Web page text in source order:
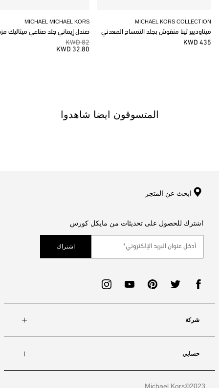
MICHAEL MICHAEL KORS
صندل إيماني جلد صناعي ميتاليك
82 KWD
32.80 KWD
MICHAEL KORS COLLECTION
ميناوديير تينا منقوش بجلد التمساح المعدني
435 KWD
المتسوقون ايضا شاهدوا
ابحث عن المتجر
اشترك للحصول على تحديثات من مايكل كورس
اشتراك
شركة
حسابي
Michael Kors